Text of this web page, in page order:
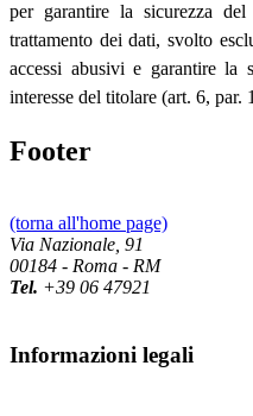
per garantire la sicurezza
trattamento dei dati, svolto
accessi abusivi e garantire la
interesse del titolare (art. 6,
Footer
(torna all'home page)
Via Nazionale, 91
00184 - Roma - RM
Tel. +39 06 47921
Informazioni legali